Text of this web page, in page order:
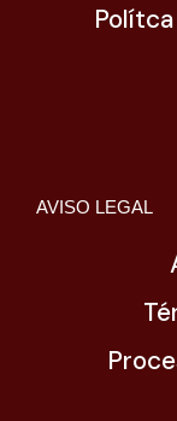
AVISO LEGAL